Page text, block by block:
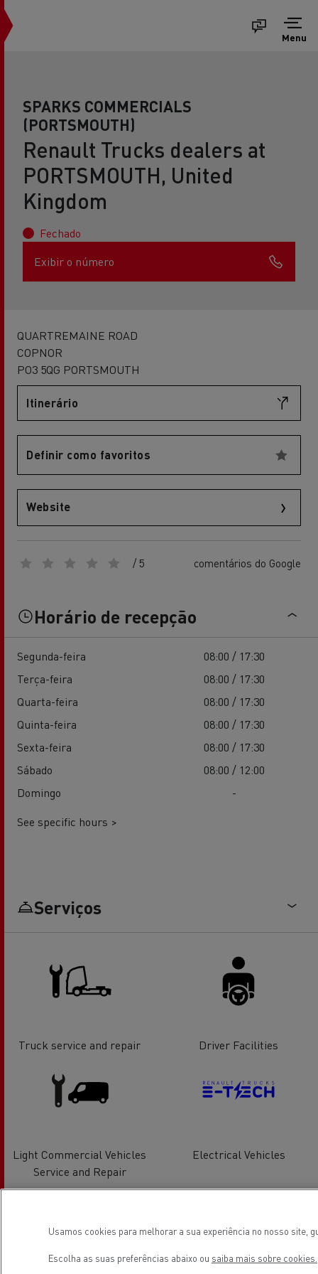
Menu
SPARKS COMMERCIALS
(PORTSMOUTH)
Renault Trucks dealers at
PORTSMOUTH, United
Kingdom
Fechado
Exibir o número
QUARTREMAINE ROAD
COPNOR
PO3 5QG PORTSMOUTH
Itinerário
Definir como favoritos
Website
/ 5 comentários do Google
Horário de recepção
Segunda-feira
08:00 / 17:30
Terça-feira
08:00 / 17:30
Quarta-feira
08:00 / 17:30
Quinta-feira
08:00 / 17:30
Sexta-feira
08:00 / 17:30
Sábado
08:00 / 12:00
Domingo
-
See specific hours >
Serviços
Truck service and repair Driver Facilities
Light Commercial Vehicles
Service and Repair
Electrical Vehicles
Usamos cookies para melhorar a sua experiência no nosso site,
Escolha as suas preferências abaixo ou saiba mais sobre cookies.